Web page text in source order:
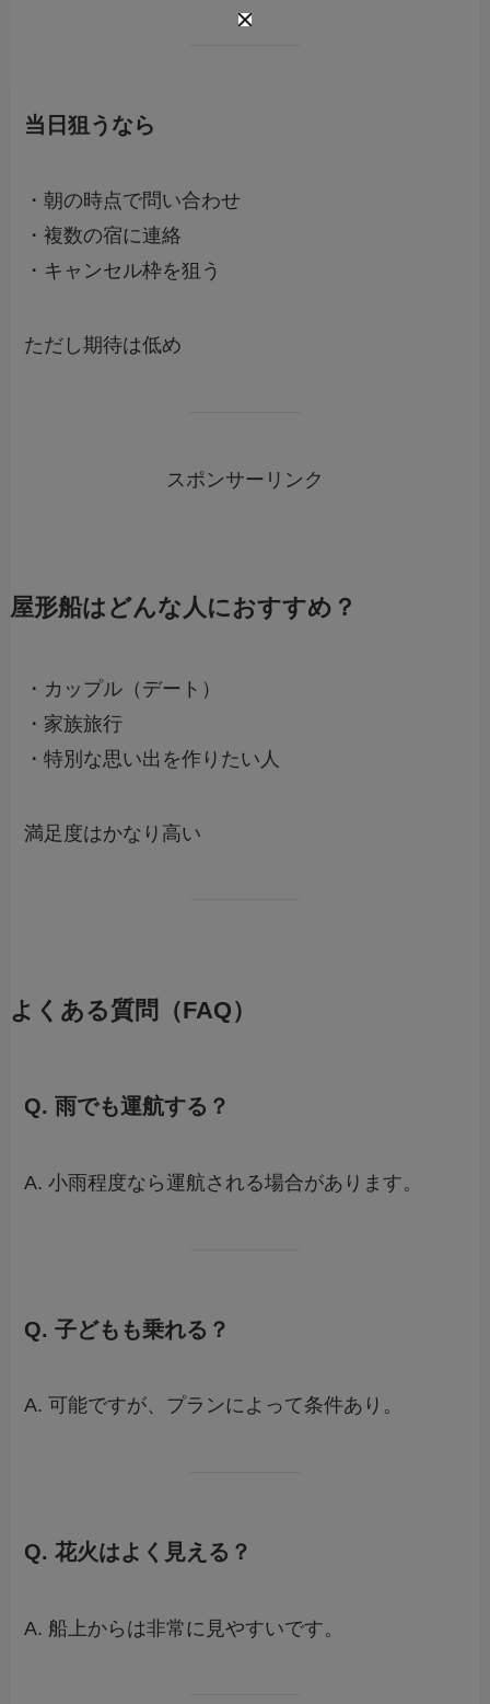
当日狙うなら
・朝の時点で問い合わせ
・複数の宿に連絡
・キャンセル枠を狙う
ただし期待は低め
スポンサーリンク
屋形船はどんな人におすすめ？
・カップル（デート）
・家族旅行
・特別な思い出を作りたい人
満足度はかなり高い
よくある質問（FAQ）
Q. 雨でも運航する？
A. 小雨程度なら運航される場合があります。
Q. 子どもも乗れる？
A. 可能ですが、プランによって条件あり。
Q. 花火はよく見える？
A. 船上からは非常に見やすいです。